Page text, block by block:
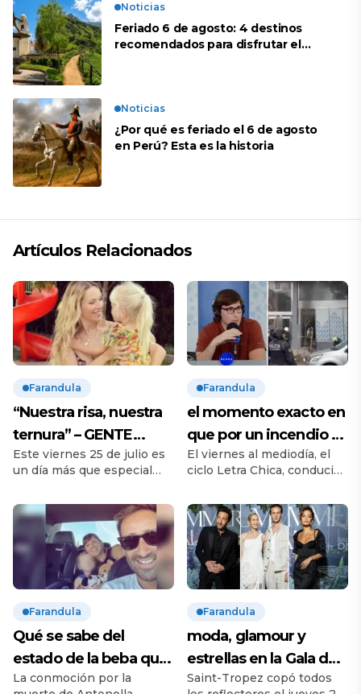
Noticias
Feriado 6 de agosto: 4 destinos
recomendados para disfrutar el
Noticias
¿Por qué es feriado el 6 de agosto
en Perú? Esta es la historia
Artículos Relacionados
Farandula
“Nuestra risa, nuestra
ternura” – GENTE
Online
Este viernes 25 de julio es
un día más que especial
Michael Bublé. Su hija Vida
-la tercera, luego de Noah y
Elías, y antes que Cielo–
cumplió 7 años y ambos
padres decidieron
celebrarlo de una forma
compartieron en redes
sociales videos que recorre,
a través […]
Farandula
el momento exacto en
que por un incendio se
cortó en vivo la
transmisión de Neura –
GENTE Online
El viernes al mediodía, el
ciclo Letra Chica, conducido
vivió un momento de
tensión absoluta al aire
cuando un incendio obligó
a interrumpir la
transmisión en vivo y
evacuar de inmediato las
canal de streaming de
Alejandro Fantino. Todo
ocurrió cerca de las 12:30,
mientras el periodista
rosarino […]
Farandula
Qué se sabe del
estado de la beba que
nació tras la muerte de
La conmoción por la
Farandula
moda, glamour y
estrellas en la Gala de
Verano de Gala One
Saint-Tropez copó todos